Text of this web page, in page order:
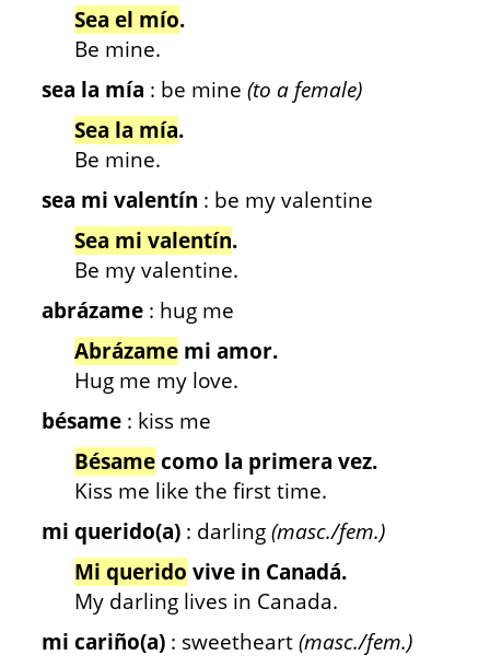
Sea el mío.
Be mine.
sea la mía : be mine (to a female)
Sea la mía.
Be mine.
sea mi valentín : be my valentine
Sea mi valentín.
Be my valentine.
abrázame : hug me
Abrázame mi amor.
Hug me my love.
bésame : kiss me
Bésamecomo la primera vez.
Kiss me like the first time.
mi querido(a) : darling(masc./fem.)
Mi querido vive in Canadá.
My darling lives in Canada.
mi cariño(a) : sweetheart(masc./fem.)